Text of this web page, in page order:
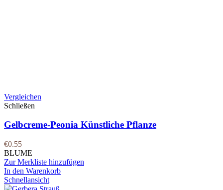
Vergleichen
Schließen
Gelbcreme-Peonia Künstliche Pflanze
€0.55
BLUME
Zur Merkliste hinzufügen
In den Warenkorb
Schnellansicht